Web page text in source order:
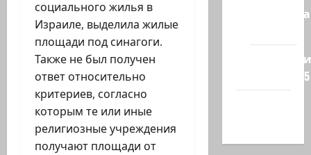
социального жилья в
Израиле, выделила жилые
площади под синагоги.
Также не был получен
ответ относительно
критериев, согласно
которым те или иные
религиозные учреждения
получают площади от
Полемика
сайта 2025